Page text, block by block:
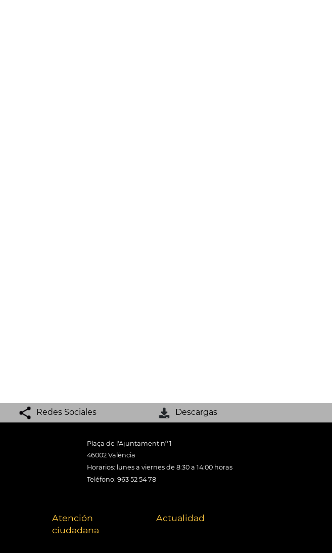
Redes Sociales Descargas
Plaça de l'Ajuntament nº 1
46002 València
Horarios: lunes a viernes de 8:30 a 14:00 horas
Teléfono: 963 52 54 78
Atención
ciudadana
Actualidad